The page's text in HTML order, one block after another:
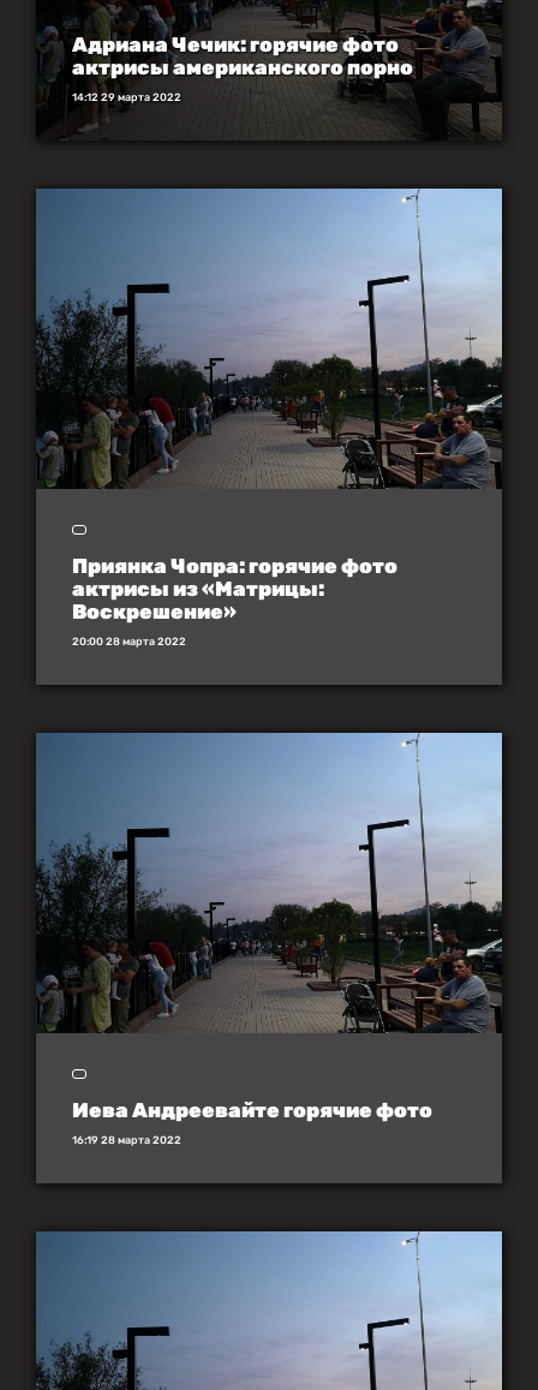
Адриана Чечик: горячие фото
актрисы американского порно
14:12 29 марта 2022
Приянка Чопра: горячие фото
актрисы из «Матрицы:
Воскрешение»
20:00 28 марта 2022
Иева Андреевайте горячие фото
16:19 28 марта 2022